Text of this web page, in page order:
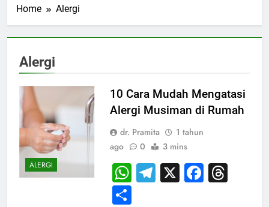
Home Alergi
Alergi
ALERGI
10 Cara Mudah Mengatasi
Alergi Musiman di Rumah
dr. Pramita
1 tahun
ago
0 3 mins
WhatsApp
Telegram
X
Share